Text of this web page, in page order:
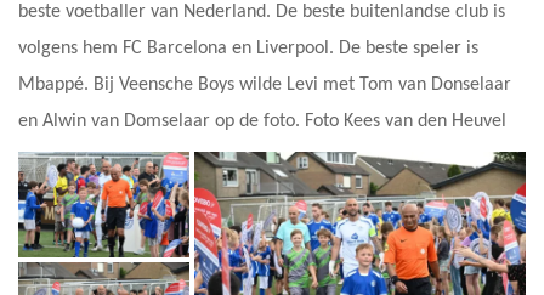
beste voetballer van Nederland. De beste buitenlandse club is
volgens hem FC Barcelona en Liverpool. De beste speler is
Mbappé. Bij Veensche Boys wilde Levi met Tom van Donselaar
en Alwin van Domselaar op de foto. Foto Kees van den Heuvel